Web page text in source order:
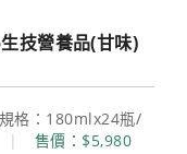
技營養品(甘味)
格：180mlx24瓶/
| 售價：$5,980